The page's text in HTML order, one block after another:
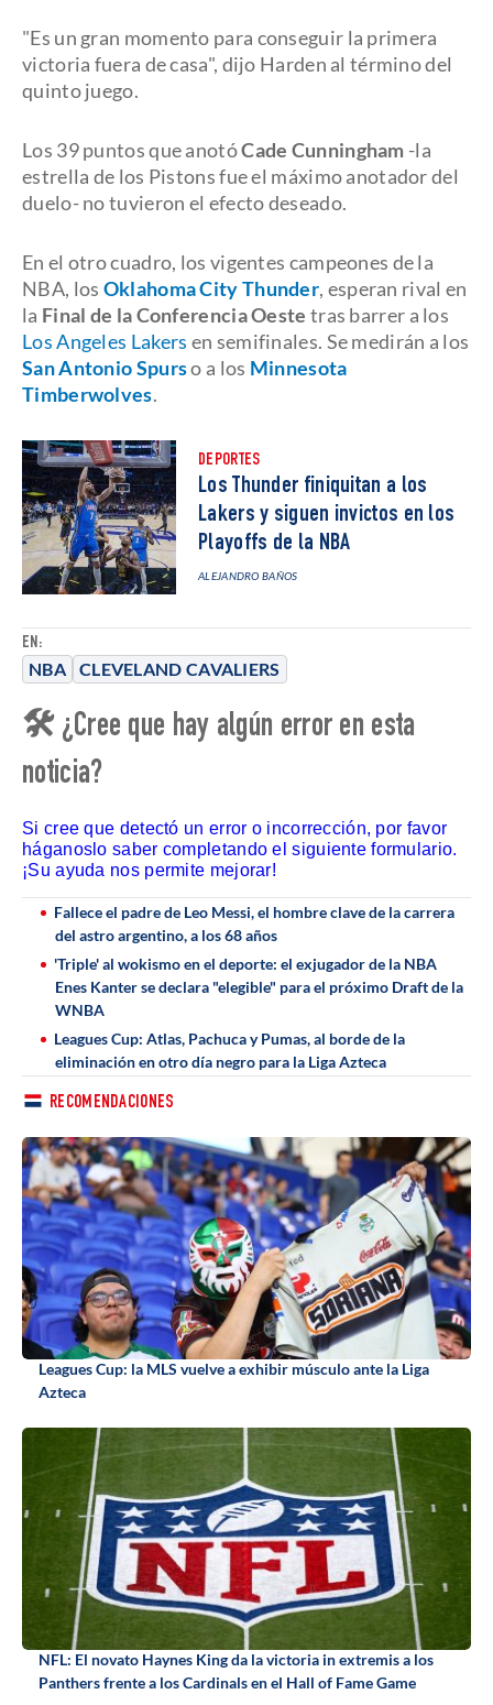
EN:
NBA CLEVELAND CAVALIERS
"Es un gran momento para conseguir la primera
victoria fuera de casa", dijo Harden al término del
quinto juego.
Los 39 puntos que anotóCade Cunningham -la
estrella de los Pistons fue el máximo anotador del
duelo- no tuvieron el efecto deseado.
En el otro cuadro, los vigentes campeones de la
NBA, los Oklahoma City Thunder, esperan rival en
la Final de la Conferencia Oeste tras barrer a los
Los Angeles Lakers en semifinales. Se medirán a los
San Antonio Spurso a los Minnesota
Timberwolves.
DEPORTES
Los Thunder finiquitan a los
Lakers y siguen invictos en los
Playoffs de la NBA
ALEJANDRO BAÑOS
🛠 ¿Cree que hay algún error en esta
noticia?
Si cree que detectó un error o incorrección, por favor
háganoslo saber completando el siguiente formulario.
¡Su ayuda nos permite mejorar!
Fallece el padre de Leo Messi, el hombre clave de la carrera
del astro argentino, a los 68 años
'Triple' al wokismo en el deporte: el exjugador de la NBA
Enes Kanter se declara "elegible" para el próximo Draft de la
WNBA
Leagues Cup: Atlas, Pachuca y Pumas, al borde de la
eliminación en otro día negro para la Liga Azteca
RECOMENDACIONES
Leagues Cup: la MLS vuelve a exhibir músculo ante la Liga
Azteca
NFL: El novato Haynes King da la victoria in extremis a los
Panthers frente a los Cardinals en el Hall of Fame Game